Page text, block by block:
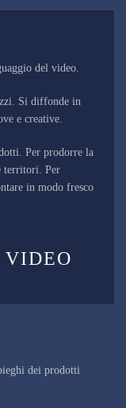
del video.
Si diffonde in
e creative.
Per prodorre la
territori. Per
in modo fresco
dei prodotti